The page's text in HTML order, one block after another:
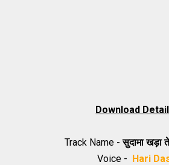
Download
Track Name -सुदामा खड़ा
Voice - Hari